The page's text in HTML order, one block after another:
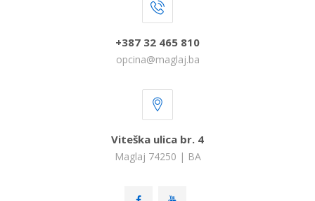
+387 32 465 810
opcina@maglaj.ba
Viteška ulica br. 4
Maglaj 74250 | BA